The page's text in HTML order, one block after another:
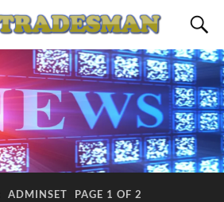
ADMINSET PAGE 1 OF 2